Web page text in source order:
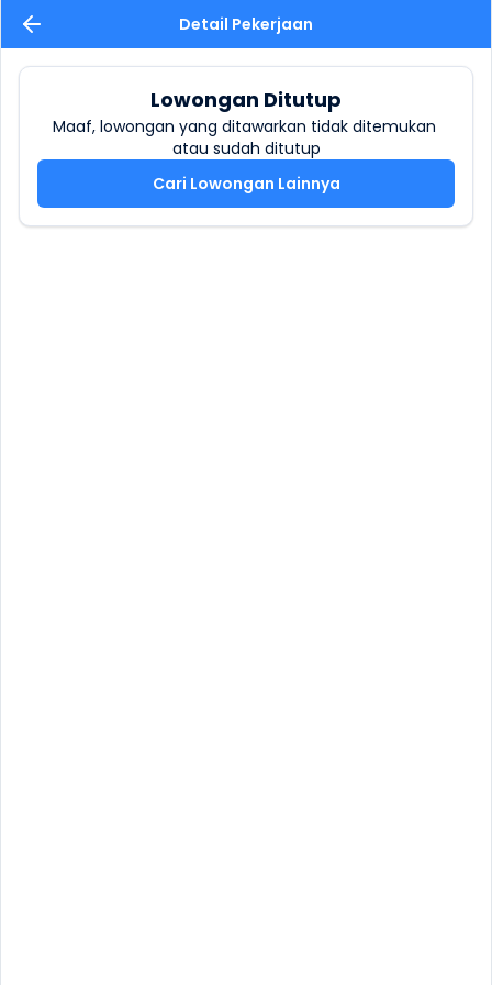
Detail Pekerjaan
Lowongan Ditutup
Maaf, lowongan yang ditawarkan tidak ditemukan
atau sudah ditutup
Cari Lowongan Lainnya